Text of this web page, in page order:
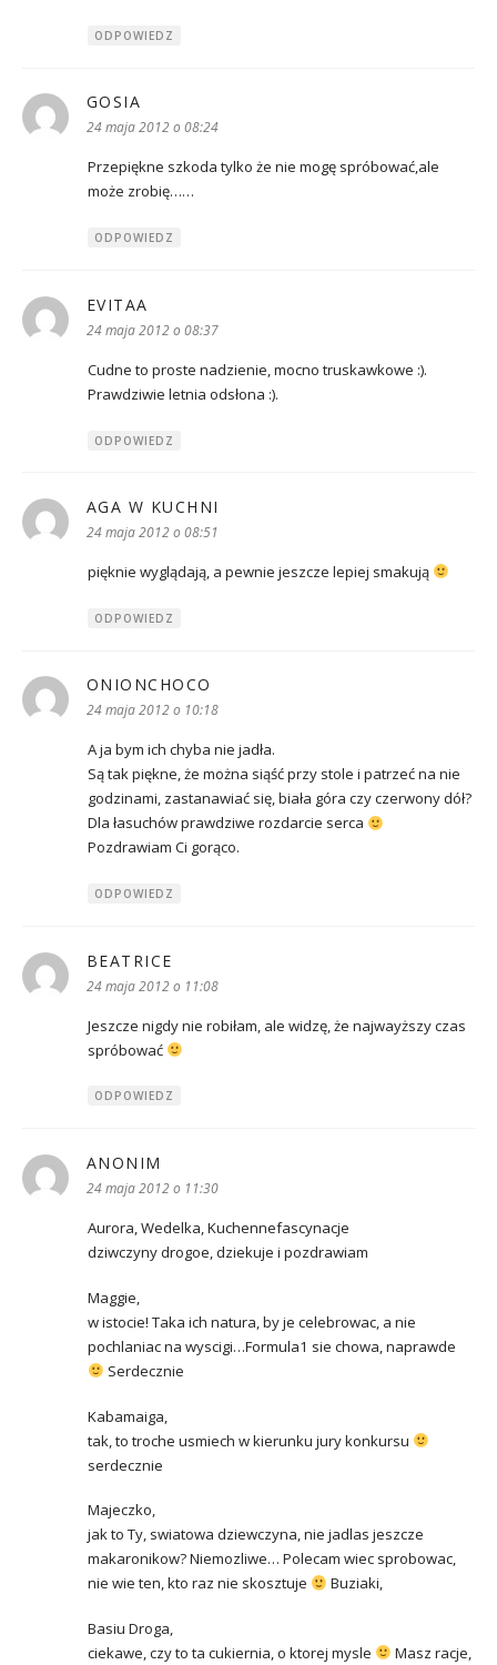
ODPOWIEDZ
GOSIA
24 maja 2012 o 08:24
Przepiękne szkoda tylko że nie mogę spróbować,ale
może zrobię……
ODPOWIEDZ
EVITAA
24 maja 2012 o 08:37
Cudne to proste nadzienie, mocno truskawkowe :).
Prawdziwie letnia odsłona :).
ODPOWIEDZ
AGA W KUCHNI
24 maja 2012 o 08:51
pięknie wyglądają, a pewnie jeszcze lepiej smakują
ODPOWIEDZ
ONIONCHOCO
24 maja 2012 o 10:18
A ja bym ich chyba nie jadła.
Są tak piękne, że można siąść przy stole i patrzeć na nie
godzinami, zastanawiać się, biała góra czy czerwony dół?
Dla łasuchów prawdziwe rozdarcie serca
Pozdrawiam Ci gorąco.
ODPOWIEDZ
BEATRICE
24 maja 2012 o 11:08
Jeszcze nigdy nie robiłam, ale widzę, że najwayższy czas
spróbować
ODPOWIEDZ
ANONIM
24 maja 2012 o 11:30
Aurora, Wedelka, Kuchennefascynacje
dziwczyny drogoe, dziekuje i pozdrawiam
Maggie,
w istocie! Taka ich natura, by je celebrowac, a nie
pochlaniac na wyscigi…Formula1 sie chowa, naprawde
Serdecznie
Kabamaiga,
tak, to troche usmiech w kierunku jury konkursu
serdecznie
Majeczko,
jak to Ty, swiatowa dziewczyna, nie jadlas jeszcze
makaronikow? Niemozliwe… Polecam wiec sprobowac,
nie wie ten, kto raz nie skosztuje
Buziaki,
Basiu Droga,
ciekawe, czy to ta cukiernia, o ktorej mysle
Masz racje,